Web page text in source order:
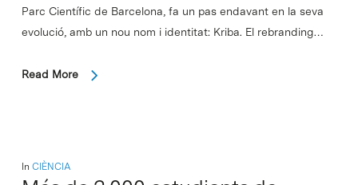
Parc Científic de Barcelona, fa un pas endavant en la seva
evolució, amb un nou nom i identitat: Kriba. El rebranding…
Read More
In CIÈNCIA